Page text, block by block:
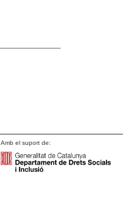
Amb el suport de: